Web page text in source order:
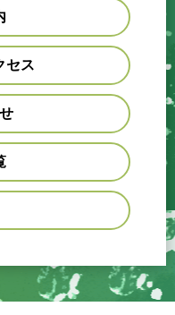
セス